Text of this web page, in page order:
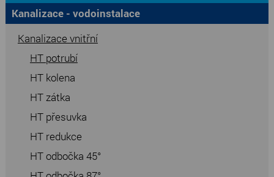
Kanalizace - vodoinstalace
Kanalizace vnitřní
HT potrubí
HT kolena
HT zátka
HT přesuvka
HT redukce
HT odbočka 45°